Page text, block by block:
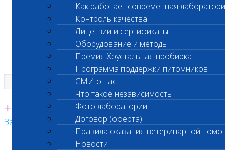
ШАНС БИО
Независимая ветеринарная лаборатория
Единая круглосуточная справочная
+7 495 260 0 260
Заказать звонок с сайта
Как работает современная
Контроль качества
Лицензии и сертификаты
Оборудование и методы
Премия Хрустальная пробирка
Программа поддержки питомников
СМИ о нас
Что такое независимость
Фото лаборатории
Договор (оферта)
Правила оказания ветеринарной
Новости
Главная страница